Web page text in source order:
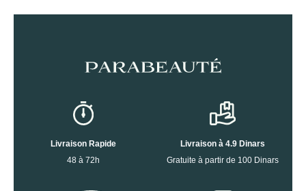
Livraison Rapide
48 à 72h
Livraison à 4.9 Dinars
Gratuite à partir de 100 Dinars